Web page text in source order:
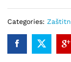
quantity
Categories: